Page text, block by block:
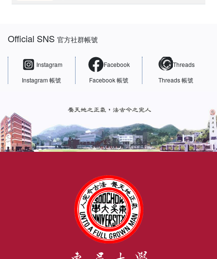
Official SNS官方社群帳號
Instagram
Instagram 帳號
Facebook
Facebook 帳號
Threads
Threads 帳號